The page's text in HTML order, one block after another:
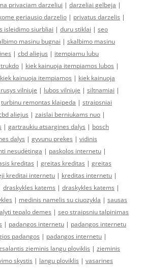
privaciam darzeliui | darzeliai gelbeja |
geriausio darzelio | privatus darzelis |
isleidimo siurbliai | duru stiklai | seo
masinu bugnai | skalbimo masinu
| cbd aliejus | itempiamu lubu
| kiek kainuoja itempiamos lubos |
kiek kainuoja itempiamos | kiek kainuoja
vilniuje | lubos vilniuje | siltnamiai |
turbinu remontas klaipeda | straipsniai
aliejus | zaislai berniukams nuo |
| gartraukiu atsargines dalys | bosch
dalys | gyvunu prekes | vidinis
nesudėtinga | paskolos internetu |
kreditas | greitas kreditas | greitas
kreditai internetu | kreditas internetu |
draskykles katems | draskykles katems |
| medinis namelis su ciuozykla | sausas
tepalo demes | seo straipsniu talpinimas
| padangos internetu | padangos internetu
padangos | padangos internetu |
zieminis langu ploviklis | zieminis
skystis | langu ploviklis | vasarines